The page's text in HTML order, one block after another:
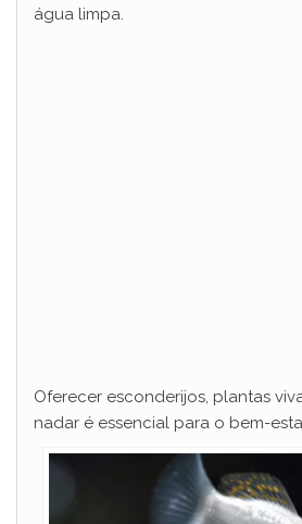
água limpa.
Oferecer esconderijos, plantas
nadar é essencial para o bem-